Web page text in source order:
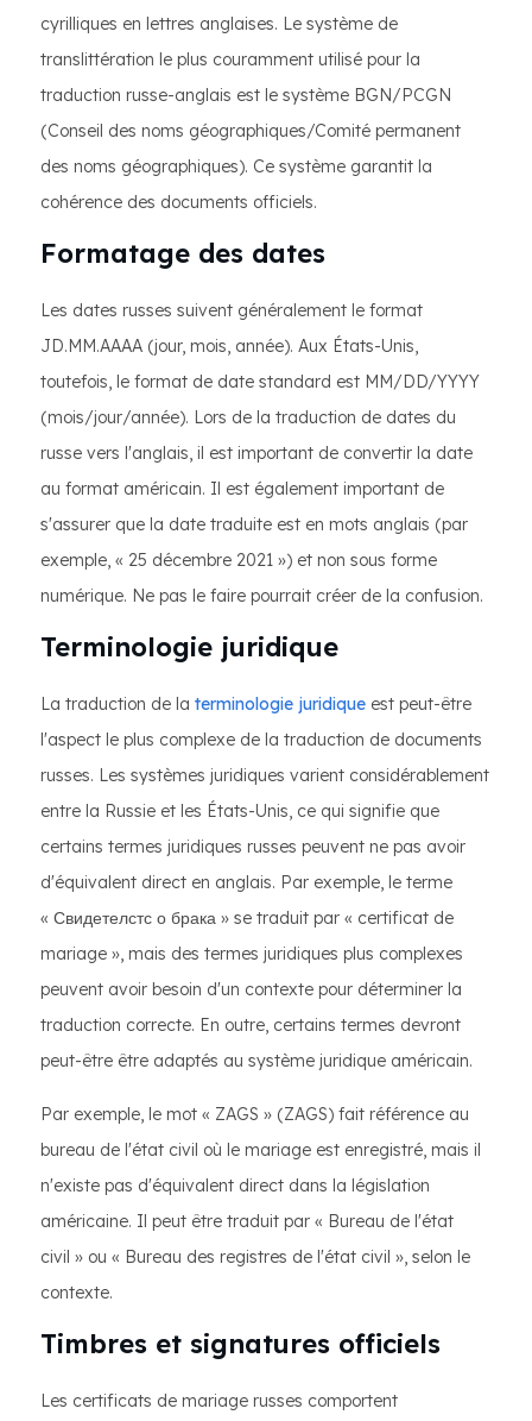
cyrilliques en lettres anglaises. Le système de
translittération le plus couramment utilisé pour la
traduction russe-anglais est le système BGN/PCGN
(Conseil des noms géographiques/Comité permanent
des noms géographiques). Ce système garantit la
cohérence des documents officiels.
Formatage des dates
Les dates russes suivent généralement le format
JD.MM.AAAA (jour, mois, année). Aux États-Unis,
toutefois, le format de date standard est MM/DD/YYYY
(mois/jour/année). Lors de la traduction de dates du
russe vers l'anglais, il est important de convertir la date
au format américain. Il est également important de
s'assurer que la date traduite est en mots anglais (par
exemple, « 25 décembre 2021 ») et non sous forme
numérique. Ne pas le faire pourrait créer de la confusion.
Terminologie juridique
La traduction de la terminologie juridique est peut-être
l'aspect le plus complexe de la traduction de documents
russes. Les systèmes juridiques varient considérablement
entre la Russie et les États-Unis, ce qui signifie que
certains termes juridiques russes peuvent ne pas avoir
d'équivalent direct en anglais. Par exemple, le terme
« Свидетелстс о брака » se traduit par « certificat de
mariage », mais des termes juridiques plus complexes
peuvent avoir besoin d'un contexte pour déterminer la
traduction correcte. En outre, certains termes devront
peut-être être adaptés au système juridique américain.
Par exemple, le mot « ZAGS » (ZAGS) fait référence au
bureau de l'état civil où le mariage est enregistré, mais il
n'existe pas d'équivalent direct dans la législation
américaine. Il peut être traduit par « Bureau de l'état
civil » ou « Bureau des registres de l'état civil », selon le
contexte.
Timbres et signatures officiels
Les certificats de mariage russes comportent